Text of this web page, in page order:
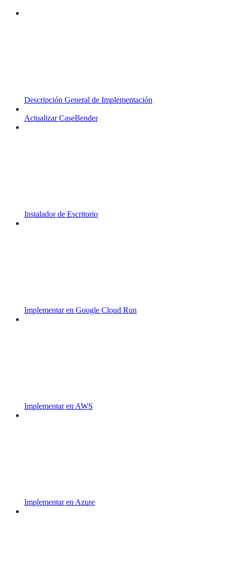
Descripción General de Implementación
Actualizar CaseBender
Instalador de Escritorio
Implementar en Google Cloud Run
Implementar en AWS
Implementar en Azure